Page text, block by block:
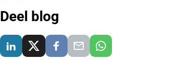
Deel blog
Delen via LinkedIn
Delen via XDelen via Facebook
Delen via E-Mail
Delen via WhatsApp